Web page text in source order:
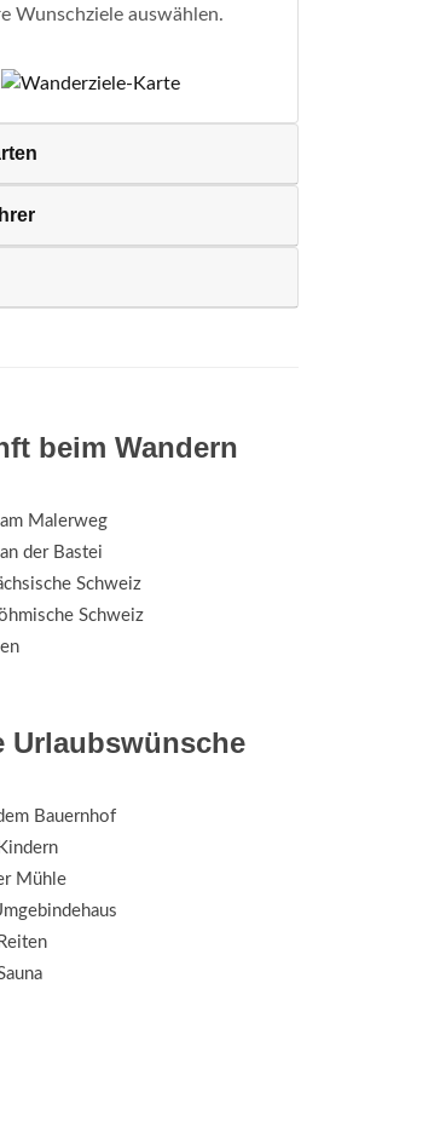
Wunschziele auswählen.
beim Wandern
Malerweg
der Bastei
Schweiz
Schweiz
Urlaubswünsche
Bauernhof
Mühle